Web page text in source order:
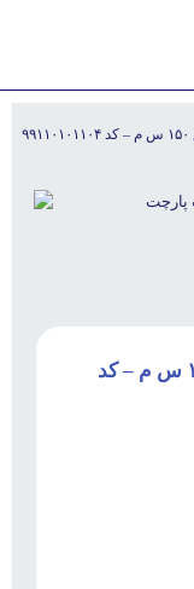
پارچه لمه هفت رنگ عرض ۱۵۰ س م – کد